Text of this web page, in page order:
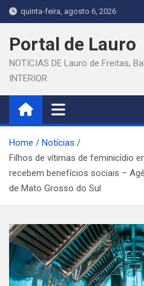
Skip
to
content
quinta-feira, agosto 6, 2026
Portal de Lauro
NOTICIAS DE Lauro de Freitas,
INTERIOR
Home
Notícias
Filhos de vítimas de feminicídio
recebem benefícios sociais –
de Mato Grosso do Sul